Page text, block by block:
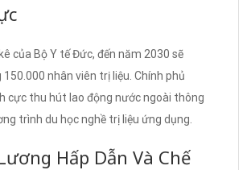
của Bộ Y tế Đức, đến năm 2030 sẽ
nhân viên trị liệu. Chính phủ
cực thu hút lao động nước ngoài thông
trình du học nghề trị liệu ứng dụng.
Hấp Dẫn Và Chế